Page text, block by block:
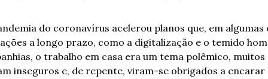
do coronavírus acelerou planos que, em algumas
a longo prazo, como a digitalização e o temido
o trabalho em casa era um tema polêmico,
inseguros e, de repente, viram-se obrigados a encarar